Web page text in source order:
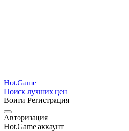
Hot.Game
Поиск лучших цен
Войти Регистрация
Авторизация
Hot.Game аккаунт